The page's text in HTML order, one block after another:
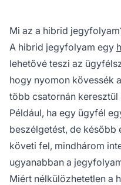
Mi az a hibrid
A hibrid jegyfolyam egy
lehetővé teszi az
hogy nyomon kövessék
több csatornán
Például, ha egy ügyfél
beszélgetést, de
követi fel, mindhárom
ugyanabban a
Miért nélkülözhetetlen a